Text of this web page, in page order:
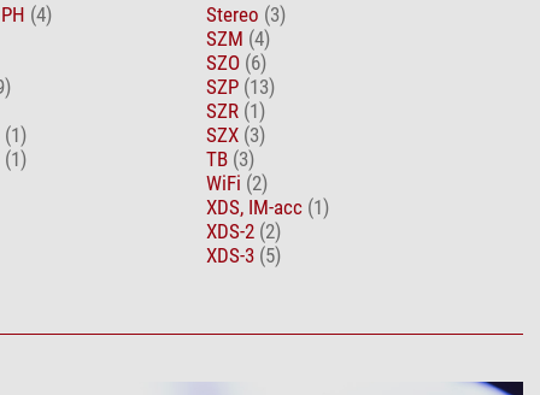
(4)
(1)
(1)
Stereo (3)
SZM (4)
SZO (6)
SZP (13)
SZR (1)
SZX (3)
TB (3)
WiFi (2)
XDS, IM-acc (1)
XDS-2 (2)
XDS-3 (5)